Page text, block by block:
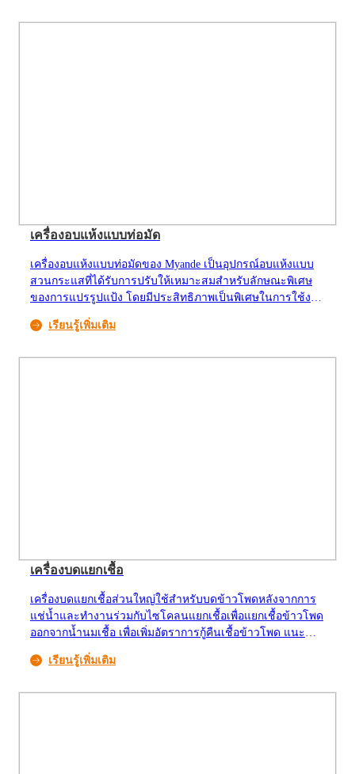
เครื่องอบแห้งแบบท่อมัด
เครื่องอบแห้งแบบท่อมัดของ Myande เป็นอุปกรณ์อบแห้งแบบ
สวนกระแสที่ได้รับการปรับให้เหมาะสมสำหรับลักษณะพิเศษ
ของการแปรรูปแป้ง โดยมีประสิทธิภาพเป็นพิเศษในการใช้งาน
อบแห้งวัสดุที่หลวมและมีความชื้นสูงในอุตสาหกรรมแปรรูป
แป้งข้าวโพดและอาหาร & ธัญพืช
เรียนรู้เพิ่มเติม
เครื่องบดแยกเชื้อ
เครื่องบดแยกเชื้อส่วนใหญ่ใช้สำหรับบดข้าวโพดหลังจากการ
แช่น้ำและทำงานร่วมกับไซโคลนแยกเชื้อเพื่อแยกเชื้อข้าวโพด
ออกจากน้ำนมเชื้อ เพื่อเพิ่มอัตราการกู้คืนเชื้อข้าวโพด แนะนำ
ให้ใช้กระบวนการบดสองขั้นตอนและการแยกสองขั้นตอน การ
ปรับช่องว่างระหว่างจานเคลื่อนที่และจานคงที่ช่วยลดอัตรา
เรียนรู้เพิ่มเติม